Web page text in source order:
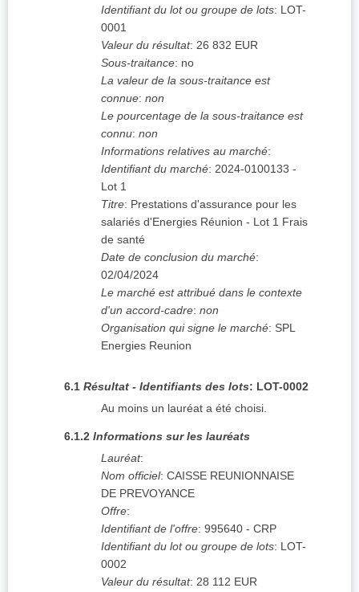
Identifiant du lot ou groupe de lots: LOT-
0001
Valeur du résultat: 26 832 EUR
Sous-traitance: no
La valeur de la sous-traitance est
connue: non
Le pourcentage de la sous-traitance est
connu: non
Informations relatives au marché:
Identifiant du marché: 2024-0100133 -
Lot 1
Titre: Prestations d'assurance pour les
salariés d'Energies Réunion - Lot 1 Frais
de santé
Date de conclusion du marché:
02/04/2024
Le marché est attribué dans le contexte
d'un accord-cadre: non
Organisation qui signe le marché: SPL
Energies Reunion
6.1 Résultat - Identifiants des lots: LOT-0002
Au moins un lauréat a été choisi.
6.1.2 Informations sur les lauréats
Lauréat:
Nom officiel: CAISSE REUNIONNAISE
DE PREVOYANCE
Offre:
Identifiant de l'offre: 995640 - CRP
Identifiant du lot ou groupe de lots: LOT-
0002
Valeur du résultat: 28 112 EUR